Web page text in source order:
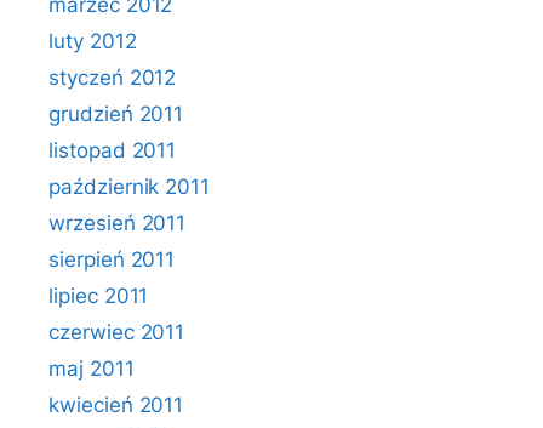
marzec 2012
luty 2012
styczeń 2012
grudzień 2011
listopad 2011
październik 2011
wrzesień 2011
sierpień 2011
lipiec 2011
czerwiec 2011
maj 2011
kwiecień 2011